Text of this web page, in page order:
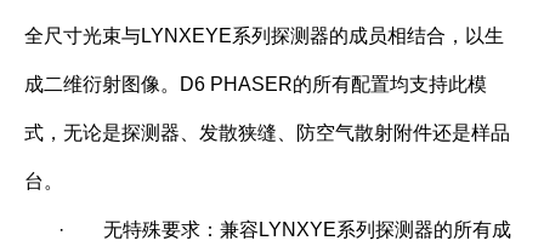
全尺寸光束与LYNXEYE系列探测器的成员相结合，以生
成二维衍射图像。D6 PHASER的所有配置均支持此模
式，无论是探测器、发散狭缝、防空气散射附件还是样品
台。
· 无特殊要求：兼容LYNXYE系列探测器的所有成